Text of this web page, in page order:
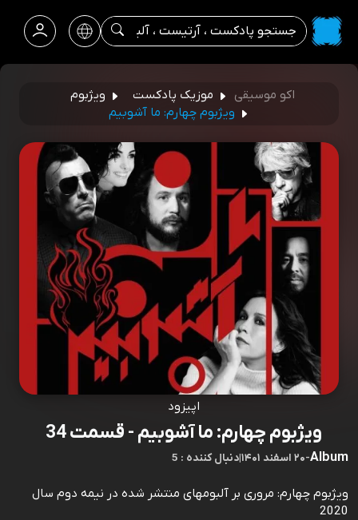
اکو موسیقی موزیک پادکست
ویژبوم
ویژبوم چهارم: ما آشوبیم
اپیزود
ویژبوم چهارم: ما آشوبیم - قسمت 34
Album
-۲۰ اسفند ۱۴۰۱ |5 : دنبال کننده
ویژبوم چهارم: مروری بر آلبومهای منتشر شده در نیمه دوم سال
2020